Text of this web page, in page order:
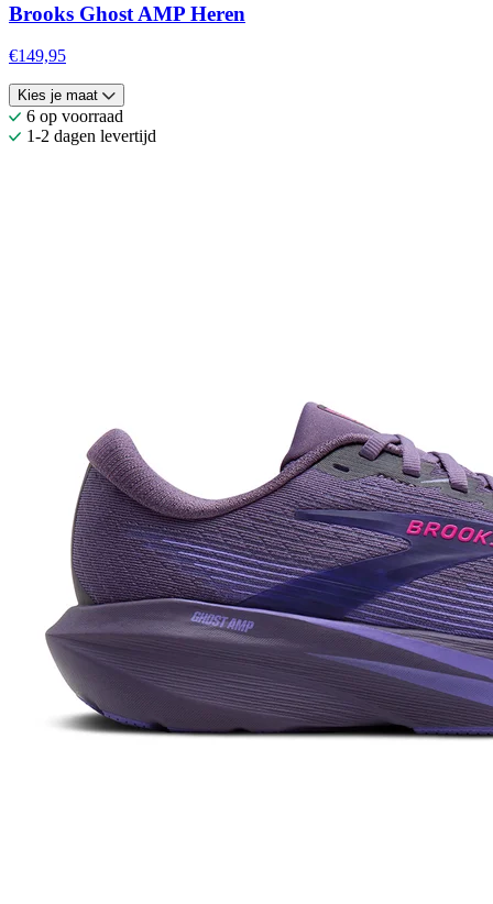
Brooks Ghost AMP Heren
€149,95
Kies je maat
6 op voorraad
1-2 dagen levertijd